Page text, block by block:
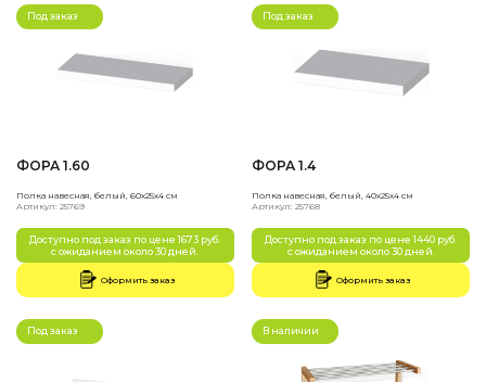
Под заказ
ФОРА 1.60
Полка навесная, белый, 60х25х4 см
Артикул: 25769
Доступно под заказ по цене 1673 руб.
с ожиданием около 30 дней.
Оформить заказ
Под заказ
ФОРА 1.4
Полка навесная, белый, 40х25х4 см
Артикул: 25768
Доступно под заказ по цене 1440 руб.
с ожиданием около 30 дней.
Оформить заказ
Под заказ В наличии